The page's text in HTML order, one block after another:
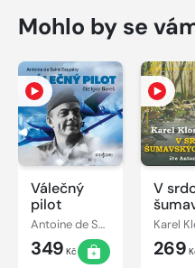
Mohlo by se
Válečný
pilot
Antoine de Saint-Exupéry
349 Kč
V
269